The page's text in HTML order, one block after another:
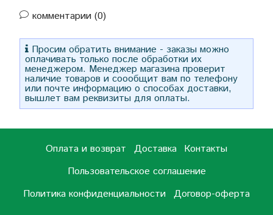
комментарии (0)
Просим обратить внимание - заказы можно
оплачивать только после обработки их
менеджером. Менеджер магазина проверит
наличие товаров и соообщит вам по телефону
или почте информацию о способах доставки,
вышлет вам реквизиты для оплаты.
Оплата и возврат Доставка Контакты
Пользовательское соглашение
Политика конфиденциальности Договор-оферта